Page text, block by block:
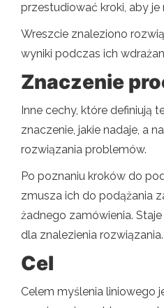
przestudiować kroki, aby je
Wreszcie znaleziono
wyniki podczas ich
Znaczenie
Inne cechy, które definiują
znaczenie, jakie nadaje, a
rozwiązania problemów.
Po poznaniu kroków do
zmusza ich do podążania
żadnego zamówienia.
dla znalezienia rozwiązania.
Cel
Celem myślenia liniowego